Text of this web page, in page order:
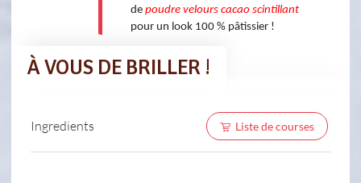
de poudre velours cacao scintillant
pour un look 100 % pâtissier !
À VOUS DE BRILLER !
Ingredients Liste de courses